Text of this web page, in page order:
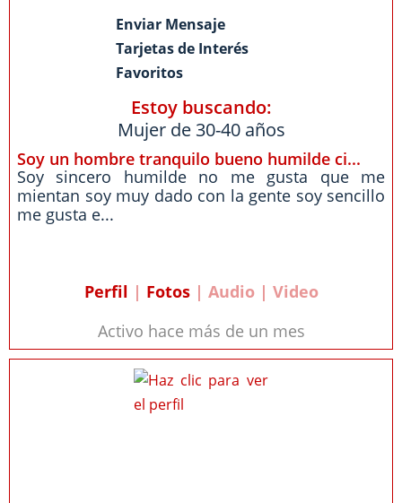
Enviar Mensaje
Tarjetas de Interés
Favoritos
Estoy buscando:
Mujer de 30-40 años
Soy un hombre tranquilo bueno humilde ci...
Soy sincero humilde no me gusta que me
mientan soy muy dado con la gente soy sencillo
me gusta e...
Perfil | Fotos| Audio | Video
Activo hace más de un mes